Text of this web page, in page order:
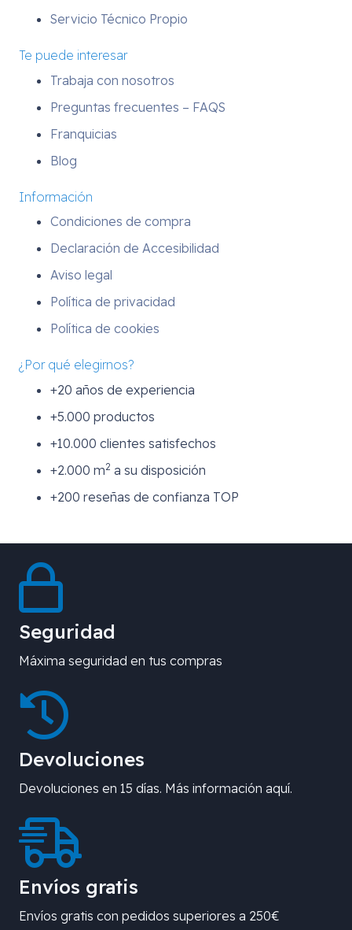
Servicio Técnico Propio
Te puede interesar
Trabaja con nosotros
Preguntas frecuentes – FAQS
Franquicias
Blog
Información
Condiciones de compra
Declaración de Accesibilidad
Aviso legal
Política de privacidad
Política de cookies
¿Por qué elegirnos?
+20 años de experiencia
+5.000 productos
+10.000 clientes satisfechos
+2.000 m2 a su disposición
+200 reseñas de confianza TOP
Seguridad
Máxima seguridad en tus compras
Devoluciones
Devoluciones en 15 días. Más información aquí.
Envíos gratis
Envíos gratis con pedidos superiores a 250€